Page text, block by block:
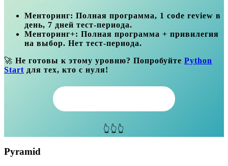
Менторинг: Полная программа, 1 code review в
день, 7 дней тест-периода.
Менторинг+: Полная программа + привилегия
на выбор. Нет тест-периода.
🚀 Не готовы к этому уровню? Попробуйте Python
Start для тех, кто с нуля!
👆👆👆
Pyramid